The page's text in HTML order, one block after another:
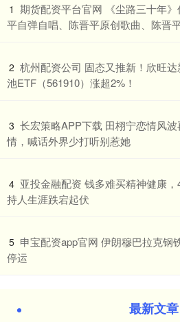
1 期货配资平台官网 《尘路三十年
平自弹自唱、陈晋平原创歌曲、陈晋
2 杭州配资公司 固态又推新！欣旺
池ETF（561910）涨超2%！
3 长宏策略APP下载 田栩宁恋情风
情，喊话外界少打听别惹她
4 亚投金融配资 钱多难买精神健康
持人生涯跌宕起伏
5 申宝配资app官网 伊朗穆巴拉克钢
停运
最新文章